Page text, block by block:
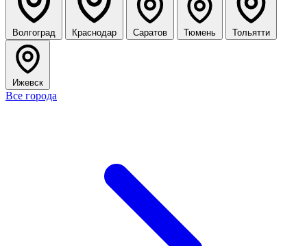
Волгоград Краснодар Саратов Тюмень Тольятти
Ижевск
Все города